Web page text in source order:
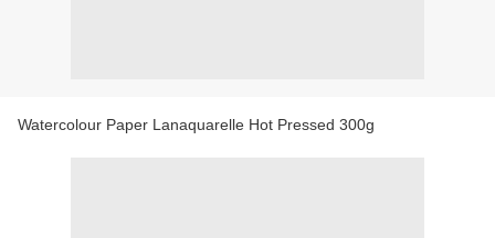
Watercolour Paper Lanaquarelle Hot Pressed 300g